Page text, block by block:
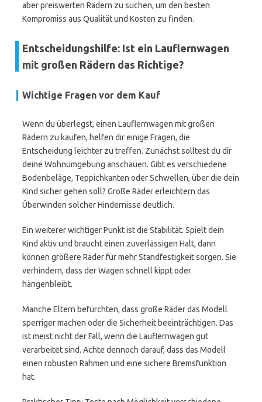
aber preiswerten Rädern zu suchen, um den besten
Kompromiss aus Qualität und Kosten zu finden.
Entscheidungshilfe: Ist ein Lauflernwagen
mit großen Rädern das Richtige?
Wichtige Fragen vor dem Kauf
Wenn du überlegst, einen Lauflernwagen mit großen
Rädern zu kaufen, helfen dir einige Fragen, die
Entscheidung leichter zu treffen. Zunächst solltest du dir
deine Wohnumgebung anschauen. Gibt es verschiedene
Bodenbeläge, Teppichkanten oder Schwellen, über die dein
Kind sicher gehen soll? Große Räder erleichtern das
Überwinden solcher Hindernisse deutlich.
Ein weiterer wichtiger Punkt ist die Stabilität. Spielt dein
Kind aktiv und braucht einen zuverlässigen Halt, dann
können größere Räder für mehr Standfestigkeit sorgen. Sie
verhindern, dass der Wagen schnell kippt oder
hängenbleibt.
Manche Eltern befürchten, dass große Räder das Modell
sperriger machen oder die Sicherheit beeinträchtigen. Das
ist meist nicht der Fall, wenn die Lauflernwagen gut
verarbeitet sind. Achte dennoch darauf, dass das Modell
einen robusten Rahmen und eine sichere Bremsfunktion
hat.